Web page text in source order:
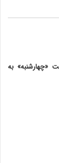
«چهارشنبه» به